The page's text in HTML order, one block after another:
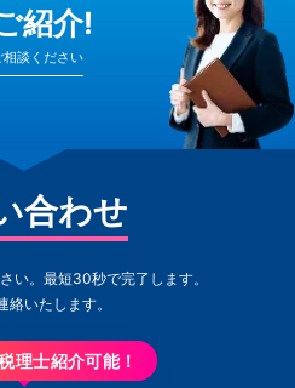
紹介!
談ください
合わせ
い。最短30秒で完了します。
絡いたします。
理士紹介可能！